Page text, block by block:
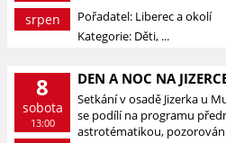
srpen
Pořadatel: Liberec a okolí
Kategorie: Děti, ...
8
sobota
13:00
DEN A NOC NA
Setkání v osadě Jizerka u
se podílí na programu
astrotématikou,